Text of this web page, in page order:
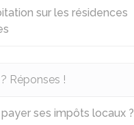
sur les résidences
Réponses !
ses impôts locaux ?